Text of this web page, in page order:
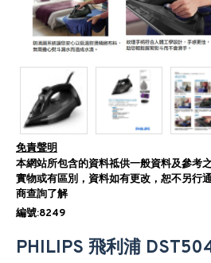
免責聲明
本網站所包含的資料祗供一般資料及參考
實物或有區別，資料如有更改，恕不另行
商查詢了解
編號:8249
PHILIPS 飛利浦